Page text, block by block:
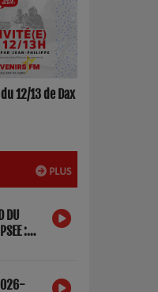
12/13 de Dax
PLUS
DU
: